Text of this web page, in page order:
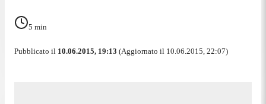
5 min
Pubblicato il 10.06.2015, 19:13 (Aggiornato il 10.06.2015, 22:07)